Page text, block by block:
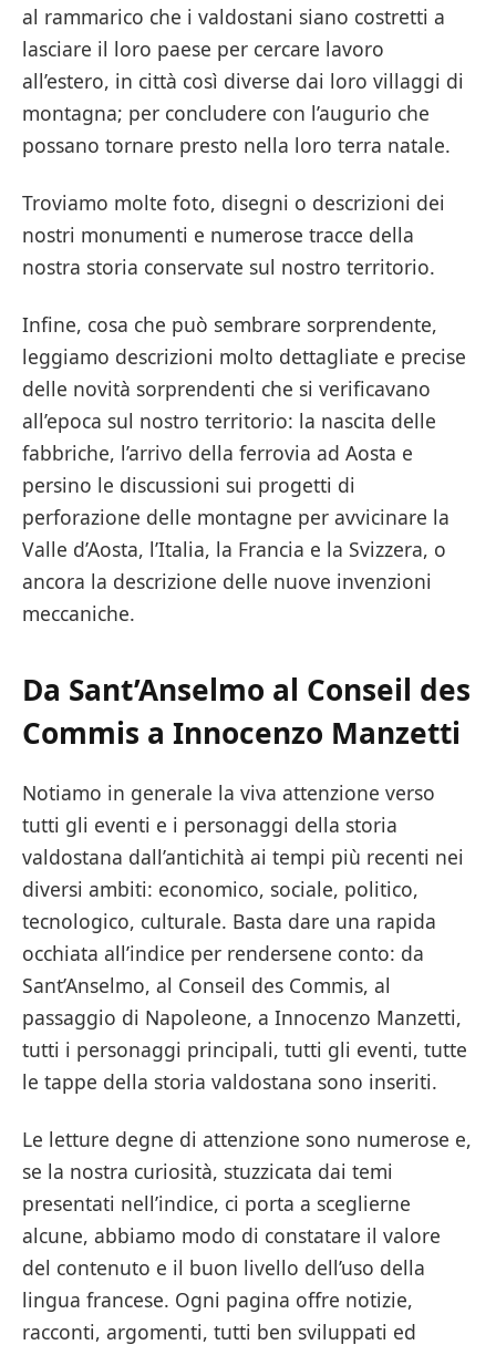
al rammarico che i valdostani siano costretti a
lasciare il loro paese per cercare lavoro
all’estero, in città così diverse dai loro villaggi di
montagna; per concludere con l’augurio che
possano tornare presto nella loro terra natale.
Troviamo molte foto, disegni o descrizioni dei
nostri monumenti e numerose tracce della
nostra storia conservate sul nostro territorio.
Infine, cosa che può sembrare sorprendente,
leggiamo descrizioni molto dettagliate e precise
delle novità sorprendenti che si verificavano
all’epoca sul nostro territorio: la nascita delle
fabbriche, l’arrivo della ferrovia ad Aosta e
persino le discussioni sui progetti di
perforazione delle montagne per avvicinare la
Valle d’Aosta, l’Italia, la Francia e la Svizzera, o
ancora la descrizione delle nuove invenzioni
meccaniche.
Da Sant’Anselmo al Conseil des
Commis a Innocenzo Manzetti
Notiamo in generale la viva attenzione verso
tutti gli eventi e i personaggi della storia
valdostana dall’antichità ai tempi più recenti nei
diversi ambiti: economico, sociale, politico,
tecnologico, culturale. Basta dare una rapida
occhiata all’indice per rendersene conto: da
Sant’Anselmo, al Conseil des Commis, al
passaggio di Napoleone, a Innocenzo Manzetti,
tutti i personaggi principali, tutti gli eventi, tutte
le tappe della storia valdostana sono inseriti.
Le letture degne di attenzione sono numerose e,
se la nostra curiosità, stuzzicata dai temi
presentati nell’indice, ci porta a sceglierne
alcune, abbiamo modo di constatare il valore
del contenuto e il buon livello dell’uso della
lingua francese. Ogni pagina offre notizie,
racconti, argomenti, tutti ben sviluppati ed